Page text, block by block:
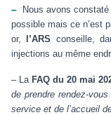
–
Nous avons
possible mais ce n’est
or,
l’ARS conseille,
injections au même
– La FAQ du 20 mai
de prendre rendez-
service et de l’accueil